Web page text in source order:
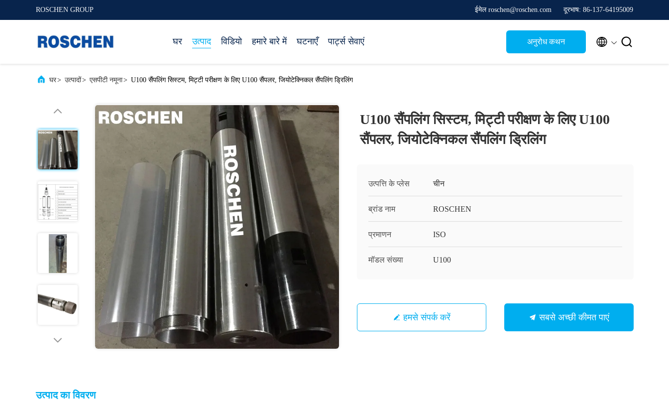
ROSCHEN GROUP ईमेल roschen@roschen.com दूरभाष: 86-137-64195009
घर उत्पाद विडियो हमारे बारे में घटनाएँ पार्ट्स सेवाएं अनुरोध कथन  
घर> उत्पादों> एसपीटी नमूना> U100 सैंपलिंग सिस्टम, मिट्टी परीक्षण के लिए U100 सैंपलर, जियोटेक्निकल सैंपलिंग ड्रिलिंग
U100 सैंपलिंग सिस्टम, मिट्टी परीक्षण के लिए U100
सैंपलर, जियोटेक्निकल सैंपलिंग ड्रिलिंग
उत्पत्ति के प्लेस चीन
ब्रांड नाम ROSCHEN
प्रमाणन ISO
मॉडल संख्या U100
हमसे संपर्क करें सबसे अच्छी कीमत पाएं
उत्पाद का विवरण